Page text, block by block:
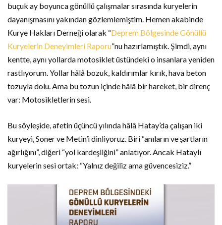
buçuk ay boyunca gönüllü çalışmalar sırasında kuryelerin
dayanışmasını yakından gözlemlemiştim. Hemen akabinde
Kurye Hakları Derneği olarak “Deprem Bölgesinde Gönüllü
Kuryelerin Deneyimleri Raporu”nu hazırlamıştık. Şimdi, aynı
kentte, aynı yollarda motosiklet üstündeki o insanlara yeniden
rastlıyorum. Yollar hâlâ bozuk, kaldırımlar kırık, hava beton
tozuyla dolu. Ama bu tozun içinde hâlâ bir hareket, bir direnç
var: Motosikletlerin sesi.
Bu söyleşide, afetin üçüncü yılında hâlâ Hatay’da çalışan iki
kuryeyi, Soner ve Metin’i dinliyoruz. Biri “anıların ve şartların
ağırlığını”, diğeri “yol kardeşliğini” anlatıyor. Ancak Hataylı
kuryelerin sesi ortak: “Yalnız değiliz ama güvencesiziz.”